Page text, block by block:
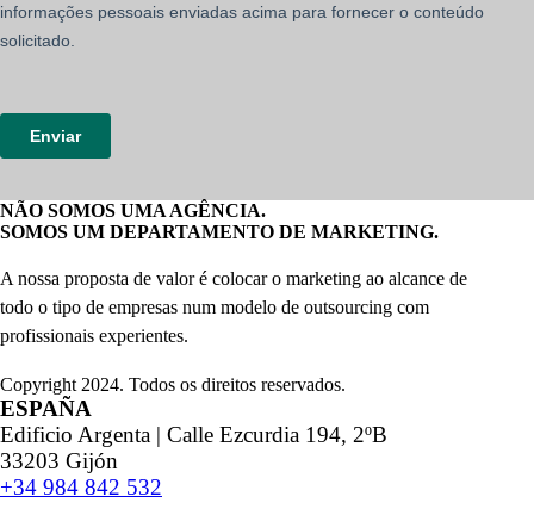
NÃO SOMOS UMA AGÊNCIA.
SOMOS UM DEPARTAMENTO DE MARKETING.
A nossa proposta de valor é colocar o marketing ao alcance de
todo o tipo de empresas num modelo de outsourcing com
profissionais experientes.
Copyright 2024. Todos os direitos reservados.
ESPAÑA
Edificio Argenta | Calle Ezcurdia 194, 2ºB
33203 Gijón
+34 984 842 532